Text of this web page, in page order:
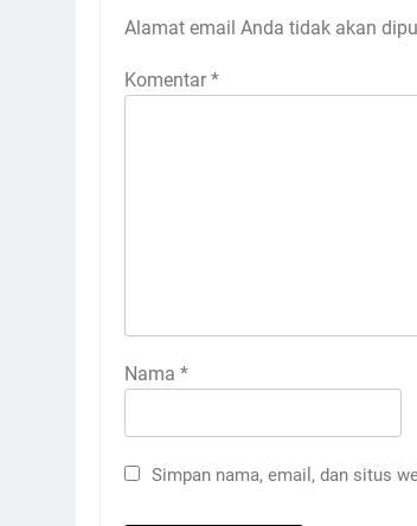
Alamat email Anda tidak akan
Komentar *
Nama *
Simpan nama, email, dan situs